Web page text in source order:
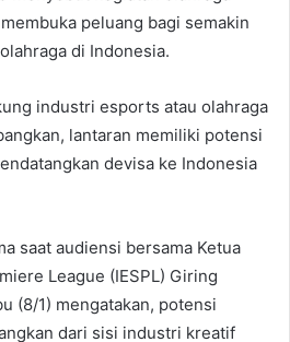
peluang bagi semakin
di Indonesia.
industri esports atau olahraga
lantaran memiliki potensi
devisa ke Indonesia
saat audiensi bersama Ketua
League (IESPL) Giring
(8/1) mengatakan, potensi
dari sisi industri kreatif